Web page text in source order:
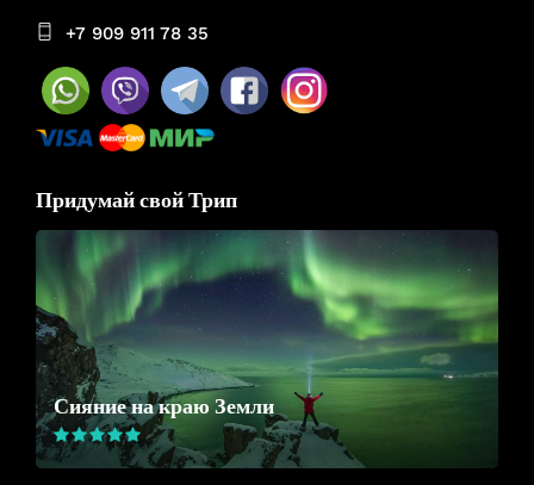
+7 909 911 78 35
Придумай свой Трип
Сияние на краю Земли